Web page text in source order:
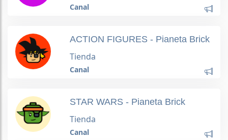
Canal
ACTION FIGURES - Pianeta Brick
Tienda
Canal
STAR WARS - Pianeta Brick
Tienda
Canal